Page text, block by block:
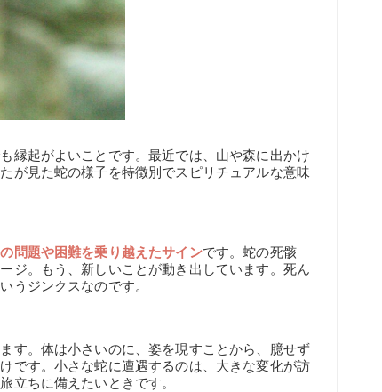
縁起がよいことです。最近では、山や森に出かけ
が見た蛇の様子を特徴別でスピリチュアルな意味
問題や困難を乗り越えたサインです。蛇の死骸
ジ。もう、新しいことが動き出しています。死ん
うジンクスなのです。
す。体は小さいのに、姿を現すことから、臆せず
です。小さな蛇に遭遇するのは、大きな変化が訪
立ちに備えたいときです。